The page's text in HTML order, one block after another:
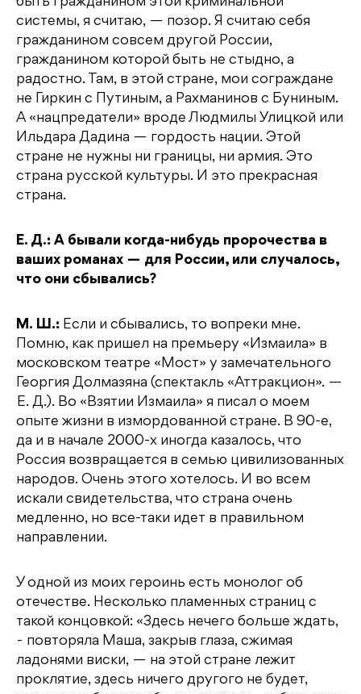
быть гражданином этой криминальной
системы, я считаю, — позор. Я считаю себя
гражданином совсем другой России,
гражданином которой быть не стыдно, а
радостно. Там, в этой стране, мои сограждане
не Гиркин с Путиным, а Рахманинов с Буниным.
А «нацпредатели» вроде Людмилы Улицкой или
Ильдара Дадина — гордость нации. Этой
стране не нужны ни границы, ни армия. Это
страна русской культуры. И это прекрасная
страна.
Е. Д.: А бывали когда-нибудь пророчества в
ваших романах — для России, или случалось,
что они сбывались?
М. Ш.: Если и сбывались, то вопреки мне.
Помню, как пришел на премьеру «Измаила» в
московском театре «Мост» у замечательного
Георгия Долмазяна (спектакль «Аттракцион». —
Е. Д.). Во «Взятии Измаила» я писал о моем
опыте жизни в измордованной стране. В 90-е,
да и в начале 2000-х иногда казалось, что
Россия возвращается в семью цивилизованных
народов. Очень этого хотелось. И во всем
искали свидетельства, что страна очень
медленно, но все-таки идет в правильном
направлении.
У одной из моих героинь есть монолог об
отечестве. Несколько пламенных страниц с
такой концовкой: «Здесь нечего больше ждать,
- повторяла Маша, закрыв глаза, сжимая
ладонями виски, — на этой стране лежит
проклятие, здесь ничего другого не будет,